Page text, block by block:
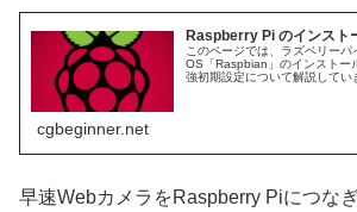
Raspberry Pi のインスト
このページでは、ラズベリーパ
OS「Raspbian」のインストー
強初期設定について解説して
cgbeginner.net
早速WebカメラをRaspberry Piにつなぎ